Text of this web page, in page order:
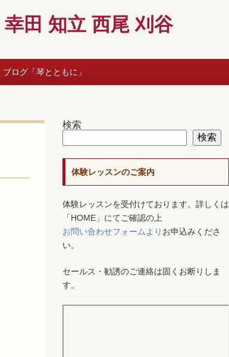
田 知立 西尾 刈谷
ブログ「琴とともに」
検索
検索
体験レッスンのご案内
体験レッスンを受付けております。詳しくは
「HOME」にてご確認の上
お問い合わせフォームより お申込みくださ
い。
セールス・勧誘のご連絡は固くお断りしま
す。